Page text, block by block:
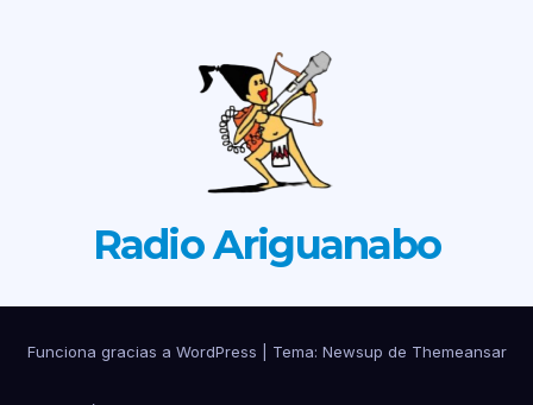
Radio Ariguanabo
Funciona gracias a WordPress Tema: Newsup de Themeansar